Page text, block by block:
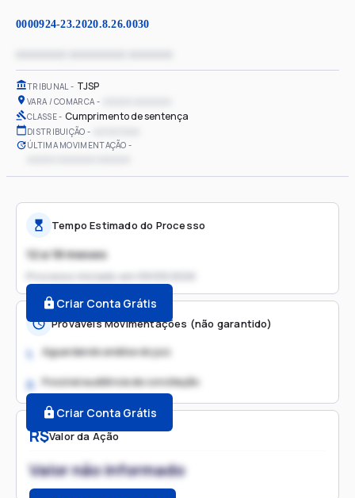
0000924-23.2020.8.26.0030
TRIBUNAL TJSP
VARA / COMARCA
CLASSE Cumprimento de sentença
DISTRIBUIÇÃO
ÚLTIMA MOVIMENTAÇÃO
R$Valor da Ação
Valor não informado
Tempo Estimado do Processo
12 a 18 meses
Processo iniciado em
Criar Conta Grátis
Prováveis Movimentações (não garantido)
1. Aguardando análise do juiz
2. Possível audiência de conciliação
Criar Conta Grátis